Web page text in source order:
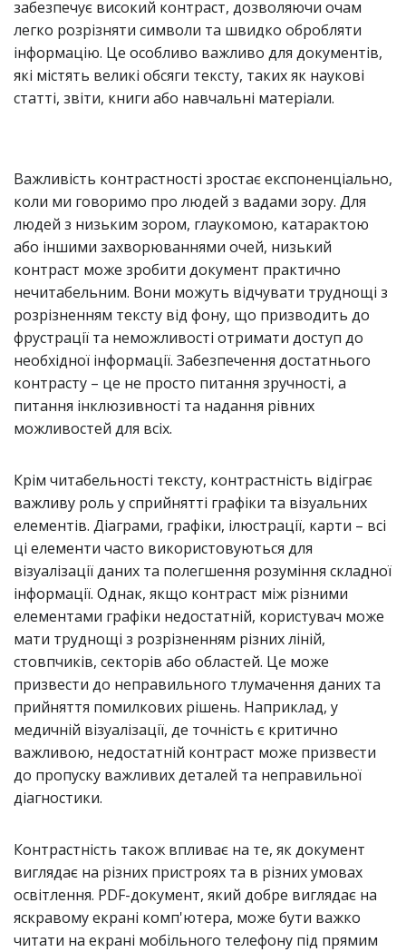
забезпечує високий контраст, дозволяючи очам
легко розрізняти символи та швидко обробляти
інформацію. Це особливо важливо для документів,
які містять великі обсяги тексту, таких як наукові
статті, звіти, книги або навчальні матеріали.
Важливість контрастності зростає експоненціально,
коли ми говоримо про людей з вадами зору. Для
людей з низьким зором, глаукомою, катарактою
або іншими захворюваннями очей, низький
контраст може зробити документ практично
нечитабельним. Вони можуть відчувати труднощі з
розрізненням тексту від фону, що призводить до
фрустрації та неможливості отримати доступ до
необхідної інформації. Забезпечення достатнього
контрасту – це не просто питання зручності, а
питання інклюзивності та надання рівних
можливостей для всіх.
Крім читабельності тексту, контрастність відіграє
важливу роль у сприйнятті графіки та візуальних
елементів. Діаграми, графіки, ілюстрації, карти – всі
ці елементи часто використовуються для
візуалізації даних та полегшення розуміння складної
інформації. Однак, якщо контраст між різними
елементами графіки недостатній, користувач може
мати труднощі з розрізненням різних ліній,
стовпчиків, секторів або областей. Це може
призвести до неправильного тлумачення даних та
прийняття помилкових рішень. Наприклад, у
медичній візуалізації, де точність є критично
важливою, недостатній контраст може призвести
до пропуску важливих деталей та неправильної
діагностики.
Контрастність також впливає на те, як документ
виглядає на різних пристроях та в різних умовах
освітлення. PDF-документ, який добре виглядає на
яскравому екрані комп'ютера, може бути важко
читати на екрані мобільного телефону під прямим